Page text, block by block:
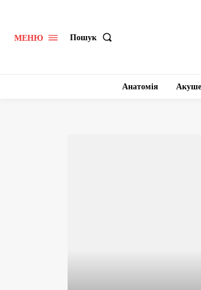
МЕНЮ Пошук
Анатомія